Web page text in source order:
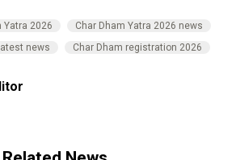
Yatra 2026
Char Dham Yatra 2026 news
news
Char Dham registration 2026